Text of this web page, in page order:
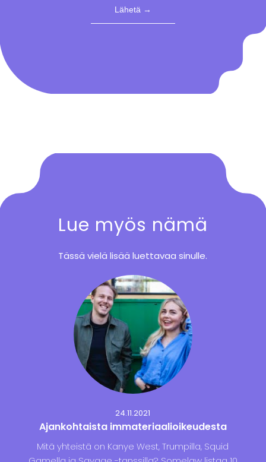
Lue myös nämä
Tässä vielä lisää luettavaa sinulle.
24.11.2021
Ajankohtaista immateriaali­oikeudesta
Mitä yhteistä on Kanye West, Trumpilla, Squid